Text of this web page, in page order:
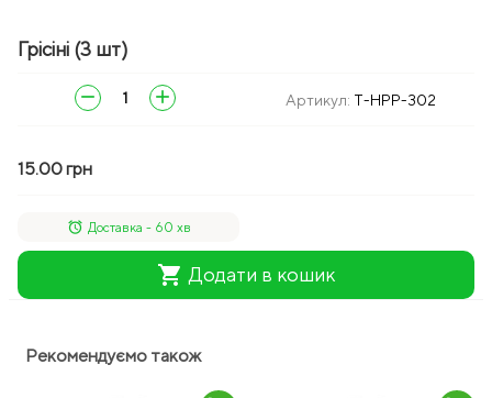
Грісіні (3 шт)
remove add Артикул: T-HPP-302
15.00 грн
alarm Доставка - 60 хв
shopping_cart Додати в кошик
Рекомендуємо також